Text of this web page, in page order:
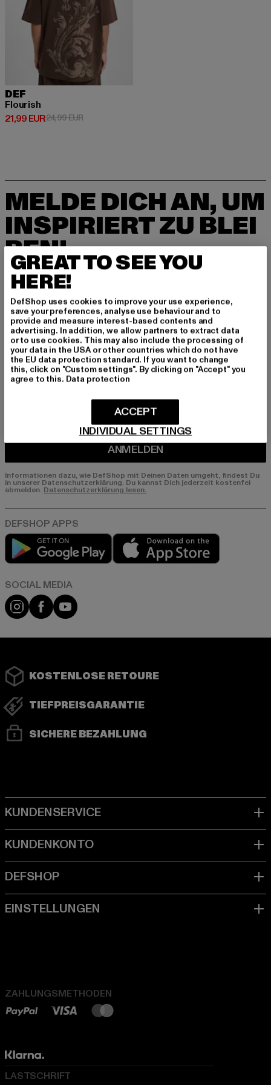
DEF
Flourish
21,99 EUR
Derzeitiger Preis: 21,99 EUR
24,99 EURAktionspreis: 24,99 EUR
MELDE DICH AN, UM
INSPIRIERT ZU BLEI
BEN!
Melde dich hier für unseren Newsletter an und
erhalte künftig Informationen über aktuelle Tre
nds, Angebote und Gutscheine von DefShop p
er E-Mail!
An welchen Produkten bist du interessiert?
MÄNNER
FRAUEN
ANMELDEN
Informationen dazu, wie DefShop mit Deinen Daten umgeht, findest Du
in unserer Datenschutzerklärung. Du kannst Dich jederzeit kostenfei
abmelden. Datenschutzerklärung lesen.
Play market
Instagram
FacebookYouTube
KOSTENLOSE RETOURE
TIEFPREISGARANTIE
SICHERE BEZAHLUNG
ZAHLUNGSMETHODEN
LASTSCHRIFT
GREAT TO SEE YOU
HERE!
DefShop uses cookies to improve your use experience,
save your preferences, analyse use behaviour and to
provide and measure interest-based contents and
advertising. In addition, we allow partners to extract data
or to use cookies. This may also include the processing of
your data in the USA or other countries which do not have
the EU data protection standard. If you want to change
this, click on "Custom settings". By clicking on "Accept" you
agree to this. Data protection
INDIVIDUAL SETTINGS
ACCEPT